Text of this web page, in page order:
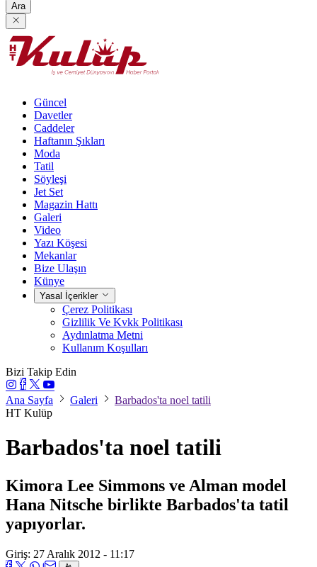
Ara
Güncel
Davetler
Caddeler
Haftanın Şıkları
Moda
Tatil
Söyleşi
Jet Set
Magazin Hattı
Galeri
Video
Yazı Köşesi
Mekanlar
Bize Ulaşın
Künye
Yasal İçerikler
Çerez Politikası
Gizlilik Ve Kvkk Politikası
Aydınlatma Metni
Kullanım Koşulları
Bizi Takip Edin
Ana Sayfa Galeri
Barbados'ta noel tatili
HT Kulüp
Barbados'ta noel tatili
Kimora Lee Simmons ve Alman model
Hana Nitsche birlikte Barbados'ta tatil
yapıyorlar.
Giriş: 27 Aralık 2012 - 11:17